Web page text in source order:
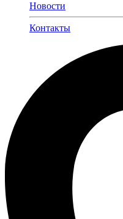
Новости
Контакты